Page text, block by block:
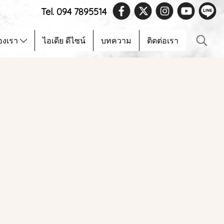
Tel. 094 7895514
เรา ไอเดีย ดีไซน์ บทความ ติดต่อเรา